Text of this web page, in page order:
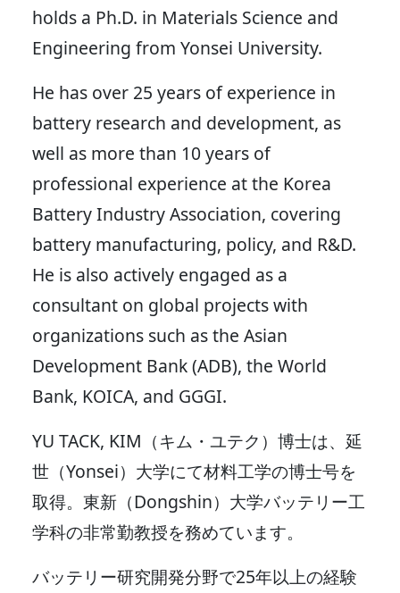
holds a Ph.D. in Materials Science and
Engineering from Yonsei University.
He has over 25 years of experience in
battery research and development, as
well as more than 10 years of
professional experience at the Korea
Battery Industry Association, covering
battery manufacturing, policy, and R&D.
He is also actively engaged as a
consultant on global projects with
organizations such as the Asian
Development Bank (ADB), the World
Bank, KOICA, and GGGI.
YU TACK, KIM（キム・ユテク）博士は、延
世（Yonsei）大学にて材料工学の博士号を
取得。東新（Dongshin）大学バッテリー工
学科の非常勤教授を務めています。
バッテリー研究開発分野で25年以上の経験